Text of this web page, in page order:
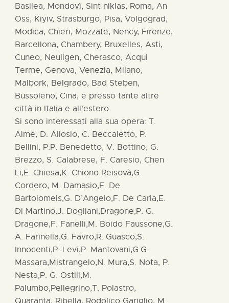
Basilea, Mondovì, Sint niklas, Roma, An
Oss, Kiyiv, Strasburgo, Pisa, Volgograd,
Modica, Chieri, Mozzate, Nency, Firenze,
Barcellona, Chambery, Bruxelles, Asti,
Cuneo, Neuligen, Cherasco, Acqui
Terme, Genova, Venezia, Milano,
Malbork, Belgrado, Bad Steben,
Bussoleno, Cina, e presso tante altre
città in Italia e all'estero.
Si sono interessati alla sua opera: T.
Aime, D. Allosio, C. Beccaletto, P.
Bellini, P.P. Benedetto, V. Bottino, G.
Brezzo, S. Calabrese, F. Caresio, Chen
Li,E. Chiesa,K. Chiono Reisovà,G.
Cordero, M. Damasio,F. De
Bartolomeis,G. D’Angelo,F. De Caria,E.
Di Martino,J. Dogliani,Dragone,P. G.
Dragone,F. Fanelli,M. Boido Faussone,G.
A. Farinella,G. Favro,R. Guasco,S.
Innocenti,P. Levi,P. Mantovani,G.G.
Massara,Mistrangelo,N. Mura,S. Nota, P.
Nesta,P. G. Ostili,M.
Palumbo,Pellegrino,T. Polastro,
Quaranta, Ribella, Rodolico Gariglio, M.